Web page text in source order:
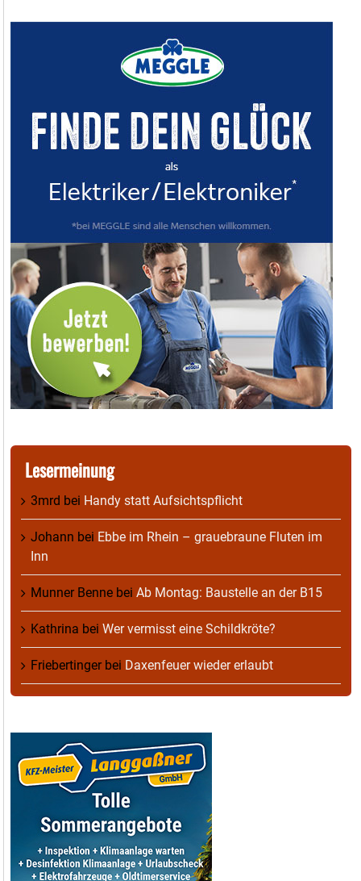
Lesermeinung
3mrd bei Handy statt Aufsichtspflicht
Johann bei Ebbe im Rhein – grauebraune Fluten im
Inn
Munner Benne bei Ab Montag: Baustelle an der B15
Kathrina bei Wer vermisst eine Schildkröte?
Friebertingerbei Daxenfeuer wieder erlaubt